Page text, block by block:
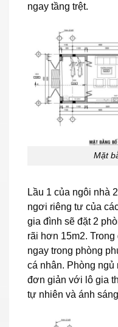
ngay tầng trệt.
Mặt
Lầu 1 của ngôi nhà
ngơi riêng tư của
gia đình sẽ đặt 2
rãi hơn 15m2.
ngay trong phòng
cá nhân. Phòng
đơn giản với lô gia
tự nhiên và ánh